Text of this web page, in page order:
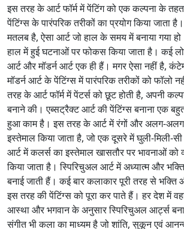
इस तरह के आर्ट फॉर्म में पेंटिंग को एक कल्पना के
पेंटिंग्स के पारंपरिक तरीकों का प्रयोग किया जाता
मतलब है, ऐसा आर्ट जो हाल के समय में बनाया गया
हाल में हुई घटनाओं पर फोकस किया जाता है। कई
आर्ट और मॉडर्न आर्ट एक ही हैं। मगर ऐसा नहीं है,
मॉडर्न आर्ट के पेंटिंग्स में पारंपरिक तरीकों को फॉलो
तरह के आर्ट फॉर्म में पेंटर्स को छूट होती है, अपनी
बनाने की। एब्सट्रैक्ट आर्ट की पेंटिंग्स बनाना एक
हुआ काम है। इस तरह के आर्ट में रंगों और अलग-
इस्तेमाल किया जाता है, जो एक दूसरे में घुली-मिली-
आर्ट में कलर्स का इस्तेमाल खासतौर पर भावनाओं
किया जाता है। स्पिरिचुअल आर्ट में अध्यात्म और
बनाई जाती हैं। कई बार कलाकार पूरी तरह से भक्ति
इस तरह की पेंटिंग्स को पूरा कर पाते हैं। हर देश में
आस्था और भगवान के अनुसार स्पिरिचुअल आर्ट्स
संगीत भी कला का माध्यम है जो शांति, सुकून एवं